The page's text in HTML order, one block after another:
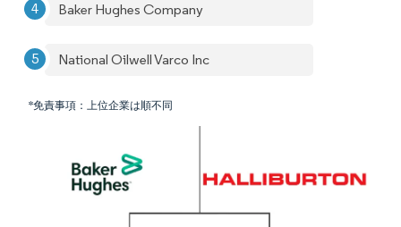
Baker Hughes Company
National Oilwell Varco Inc
*免責事項：上位企業は順不同